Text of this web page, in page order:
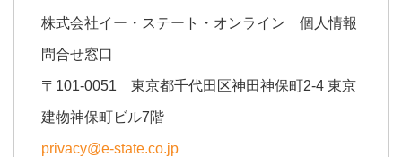
株式会社イー・ステート・オンライン 個人情報
問合せ窓口
〒101-0051 東京都千代田区神田神保町2-4 東京
建物神保町ビル7階
privacy@e-state.co.jp